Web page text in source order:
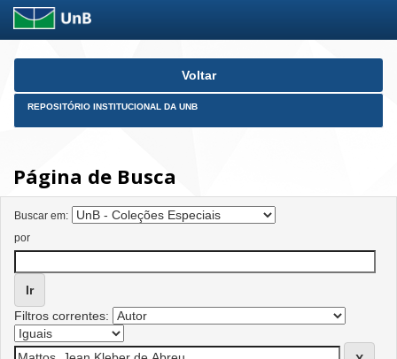
Skip
Voltar
REPOSITÓRIO INSTITUCIONAL DA UNB
Página de Busca
Buscar em:
por
Filtros correntes: